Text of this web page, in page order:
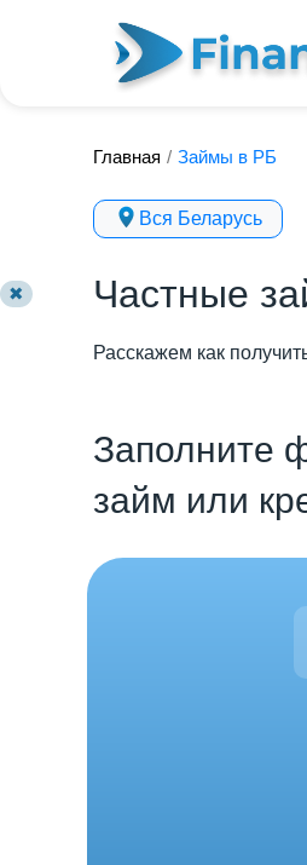
✖
Главная / Займы в РБ
Вся Беларусь
Частные
Расскажем как
Заполните
займ или